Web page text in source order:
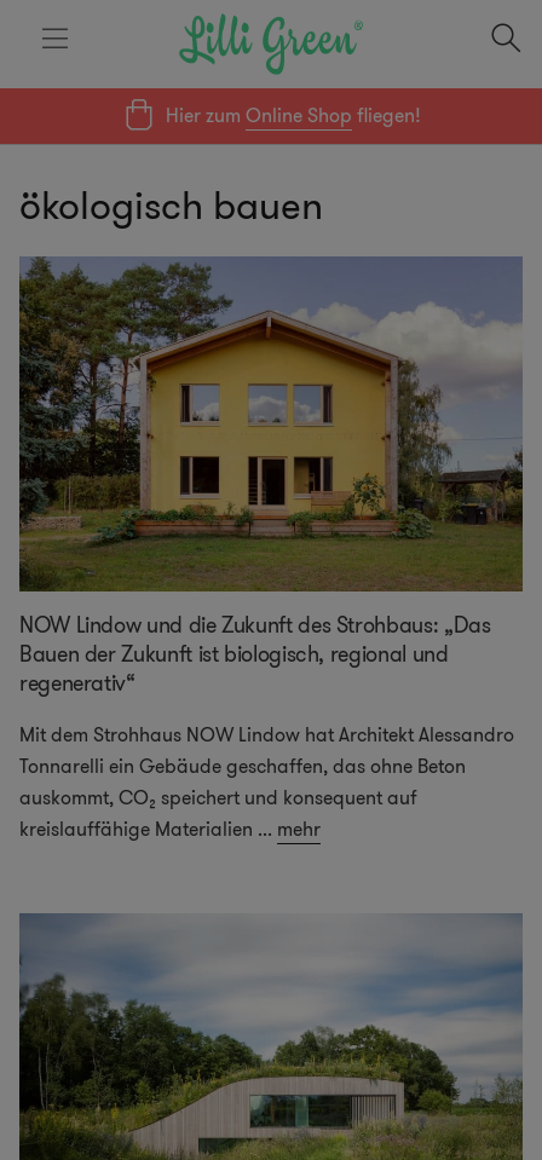
Hier zumOnline Shop fliegen!
ökologisch bauen
NOW Lindow und die Zukunft des Strohbaus: „Das
Bauen der Zukunft ist biologisch, regional und
regenerativ“
Mit dem Strohhaus NOW Lindow hat Architekt Alessandro
Tonnarelli ein Gebäude geschaffen, das ohne Beton
auskommt, CO₂ speichert und konsequent auf
kreislauffähige Materialien ... mehr